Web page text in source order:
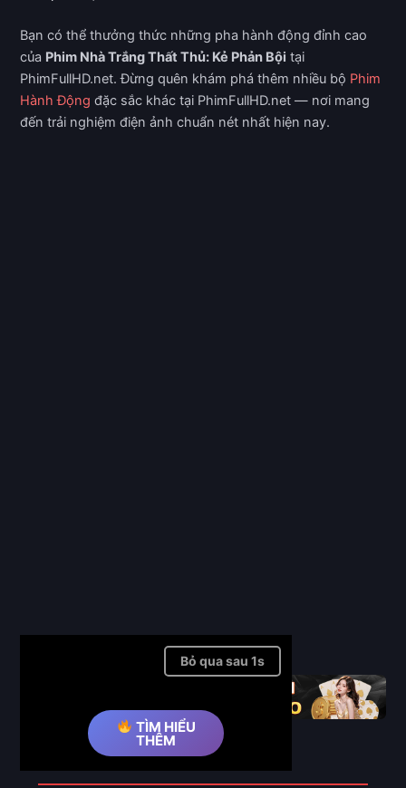
Bạn có thể thưởng thức những pha hành động đỉnh cao
của Phim Nhà Trắng Thất Thủ: Kẻ Phản Bội tại
PhimFullHD.net. Đừng quên khám phá thêm nhiều bộ Phim
Hành Động đặc sắc khác tại PhimFullHD.net — nơi mang
đến trải nghiệm điện ảnh chuẩn nét nhất hiện nay.
TÌM HIỂU
THÊM
Bỏ qua quảng cáo ➤
Full
Phim Liên Quan